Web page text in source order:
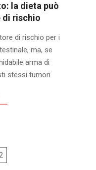
la dieta può
di rischio
di rischio per i
ma, se
arma di
stessi tumori